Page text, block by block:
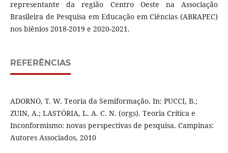
representante da região Centro Oeste na Associação
Brasileira de Pesquisa em Educação em Ciências (ABRAPEC)
nos biênios 2018-2019 e 2020-2021.
REFERÊNCIAS
ADORNO, T. W. Teoria da Semiformação. In: PUCCI, B.;
ZUIN, A.; LASTÓRIA, L. A. C. N. (orgs). Teoria Crítica e
Inconformismo: novas perspectivas de pesquisa. Campinas:
Autores Associados, 2010